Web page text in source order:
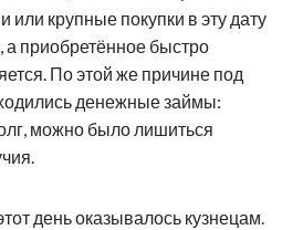
крупные покупки в эту дату
а приобретённое быстро
По этой же причине под
денежные займы:
можно было лишиться
день оказывалось кузнецам.